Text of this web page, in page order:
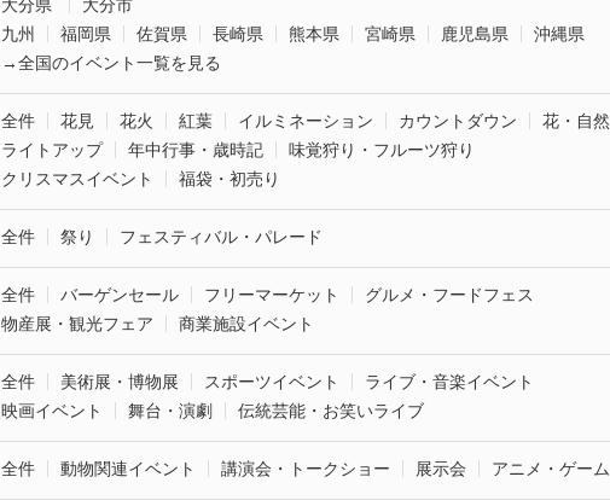
大分県
大分市
九州
福岡県 佐賀県 長崎県 熊本県 宮崎県 鹿児島県
沖縄県
→全国のイベント一覧を見る
全件 花見 花火 紅葉 イルミネーション カウントダウン
花・自然
ライトアップ
年中行事・歳時記
味覚狩り・フルーツ狩り
クリスマスイベント
福袋・初売り
全件 祭り フェスティバル・パレード
全件 バーゲンセール フリーマーケット
グルメ・フードフェス
物産展・観光フェア
商業施設イベント
全件 美術展・博物展 スポーツイベント
ライブ・音楽イベント
映画イベント
舞台・演劇 伝統芸能・お笑いライブ
全件 動物関連イベント 講演会・トークショー 展示会 アニメ・ゲーム